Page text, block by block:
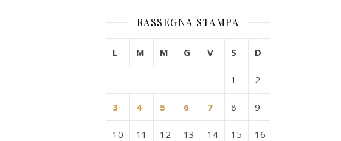
RASSEGNA STAMPA
L M M G V S D
1 2
3 4 5 6 7 8 9
10 11 12 13 14 15 16